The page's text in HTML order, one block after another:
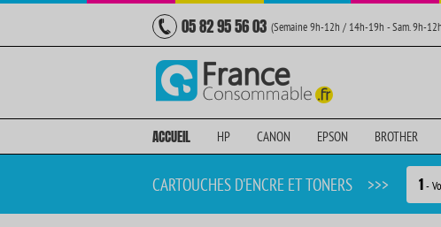
05 82 95 56 03 (Semaine 9h-12h / 14h-19h - Sam. 9h-
ACCUEIL HP CANON EPSON BROTHER
CARTOUCHES D'ENCRE ET TONERS >>> 1-